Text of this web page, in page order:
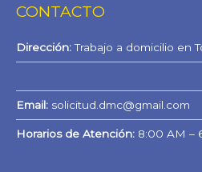
CONTACTO
Dirección:Trabajo a domicilio en
Email: solicitud.dmc@gmail.com
Horarios de Atención: 8:00 AM –